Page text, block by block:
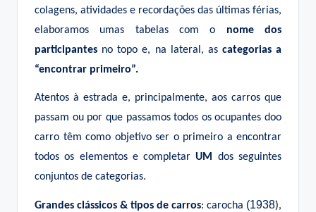
colagens, atividades e recordações das últimas férias,
elaboramos umas tabelas com o nome dos
participantes no topo e, na lateral, as categorias a
“encontrar primeiro”.
Atentos à estrada e, principalmente, aos carros que
passam ou por que passamos todos os ocupantes doo
carro têm como objetivo ser o primeiro a encontrar
todos os elementos e completarUM
dos seguintes
conjuntos de categorias.
Grandes clássicos & tipos de carros: carocha (1938),